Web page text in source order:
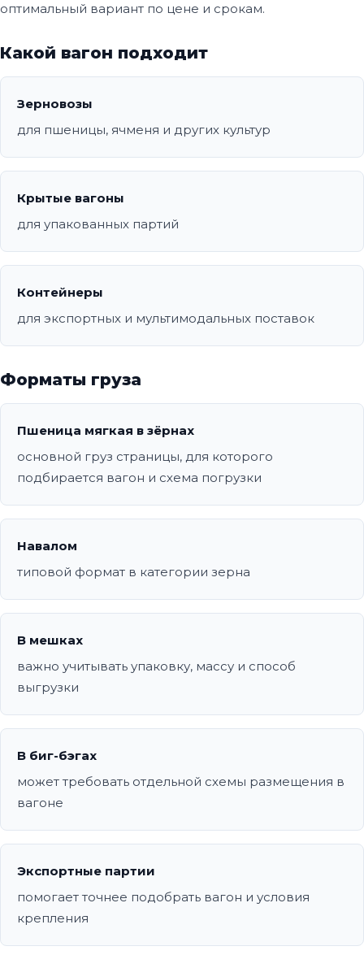
оптимальный вариант по цене и срокам.
Какой вагон подходит
Зерновозы
для пшеницы, ячменя и других культур
Крытые вагоны
для упакованных партий
Контейнеры
для экспортных и мультимодальных поставок
Форматы груза
Пшеница мягкая в зёрнах
основной груз страницы, для которого
подбирается вагон и схема погрузки
Навалом
типовой формат в категории зерна
В мешках
важно учитывать упаковку, массу и способ
выгрузки
В биг-бэгах
может требовать отдельной схемы размещения в
вагоне
Экспортные партии
помогает точнее подобрать вагон и условия
крепления